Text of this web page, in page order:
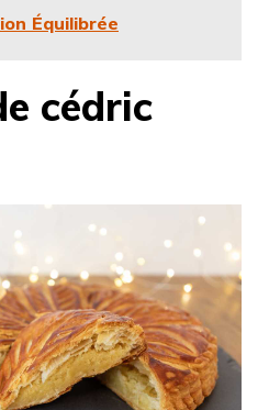
Équilibrée
cédric